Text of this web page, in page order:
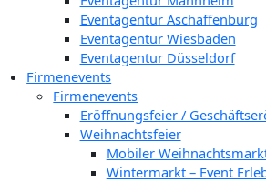
Eventagentur Aschaffenburg
Eventagentur Wiesbaden
Eventagentur Düsseldorf
Firmenevents
Firmenevents
Eröffnungsfeier /
Weihnachtsfeier
Mobiler
Wintermarkt – Event